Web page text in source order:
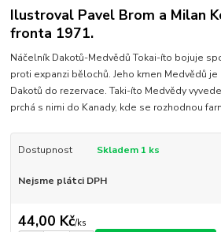
Ilustroval Pavel Brom a Milan
fronta 1971.
Náčelník Dakotů-Medvědů Tokai-íto bojuje
proti expanzi bělochů. Jeho kmen Medvědů
Dakotů do rezervace. Taki-íto Medvědy
prchá s nimi do Kanady, kde se rozhodnou
Dostupnost Skladem 1 ks
Nejsme plátci DPH
44,00 Kč/ks